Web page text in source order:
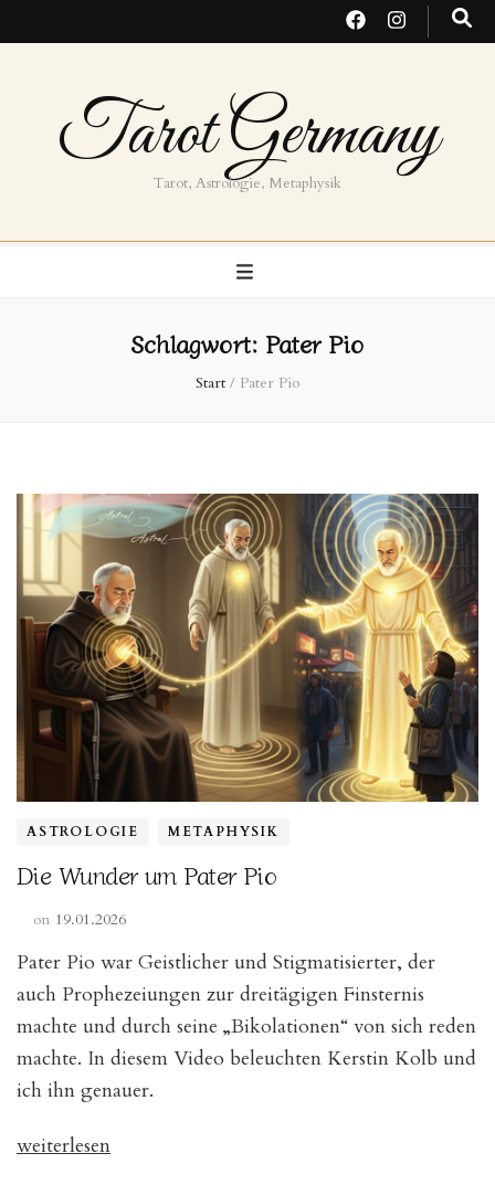
Tarot Germany
Tarot, Astrologie, Metaphysik
Schlagwort: Pater Pio
Start / Pater Pio
ASTROLOGIE METAPHYSIK
Die Wunder um Pater Pio
on 19.01.2026
Pater Pio war Geistlicher und Stigmatisierter, der
auch Prophezeiungen zur dreitägigen Finsternis
machte und durch seine „Bikolationen“ von sich reden
machte. In diesem Video beleuchten Kerstin Kolb und
ich ihn genauer.
„Die
weiterlesen